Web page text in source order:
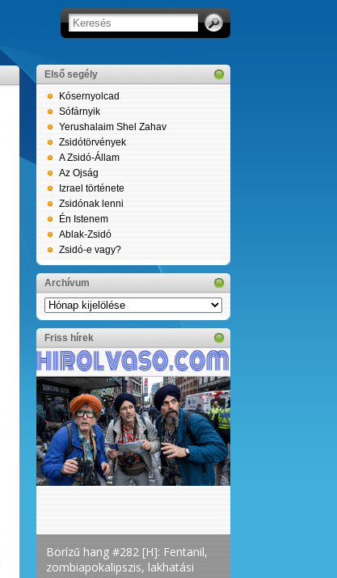
Első segély
Kósernyolcad
Sófárnyik
Yerushalaim Shel Zahav
Zsidótörvények
A Zsidó-Állam
Az Ojság
Izrael története
Zsidónak lenni
Én Istenem
Ablak-Zsidó
Zsidó-e vagy?
Archívum
Archívum
Friss hírek